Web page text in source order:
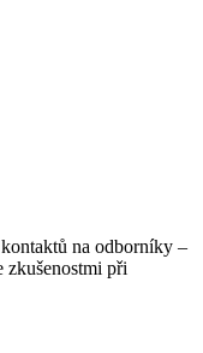
na odborníky –
zkušenostmi při